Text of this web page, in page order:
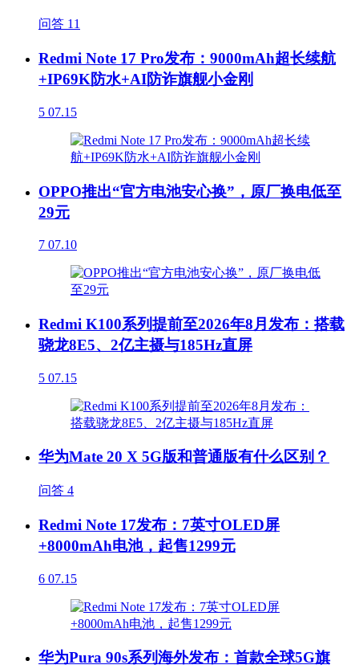
问答 11
Redmi Note 17 Pro发布：9000mAh超长续航
+IP69K防水+AI防诈旗舰小金刚
5 07.15
OPPO推出“官方电池安心换”，原厂换电低至
29元
7 07.10
Redmi K100系列提前至2026年8月发布：搭载
骁龙8E5、2亿主摄与185Hz直屏
5 07.15
华为Mate 20 X 5G版和普通版有什么区别？
问答 4
Redmi Note 17发布：7英寸OLED屏
+8000mAh电池，起售1299元
6 07.15
华为Pura 90s系列海外发布：首款全球5G旗